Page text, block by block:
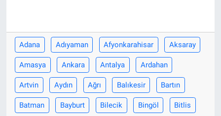
Adana Adıyaman Afyonkarahisar Aksaray
Amasya Ankara Antalya Ardahan
Artvin Aydın Ağrı Balıkesir Bartın
Batman Bayburt Bilecik Bingöl Bitlis